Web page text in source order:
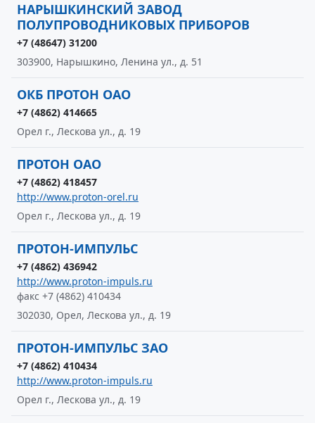
НАРЫШКИНСКИЙ ЗАВОД
ПОЛУПРОВОДНИКОВЫХ ПРИБОРОВ
+7 (48647) 31200
303900, Нарышкино, Ленина ул., д. 51
ОКБ ПРОТОН ОАО
+7 (4862) 414665
Орел г., Лескова ул., д. 19
ПРОТОН ОАО
+7 (4862) 418457
http://www.proton-orel.ru
Орел г., Лескова ул., д. 19
ПРОТОН-ИМПУЛЬС
+7 (4862) 436942
http://www.proton-impuls.ru
факс +7 (4862) 410434
302030, Орел, Лескова ул., д. 19
ПРОТОН-ИМПУЛЬС ЗАО
+7 (4862) 410434
http://www.proton-impuls.ru
Орел г., Лескова ул., д. 19